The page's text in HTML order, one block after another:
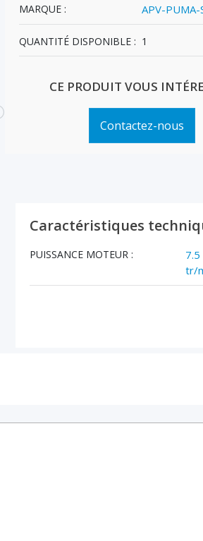
MARQUE : APV-PUMA-
QUANTITÉ DISPONIBLE : 1
CE PRODUIT VOUS
Contactez-nous
Caractéristiques
PUISSANCE MOTEUR :
tr/